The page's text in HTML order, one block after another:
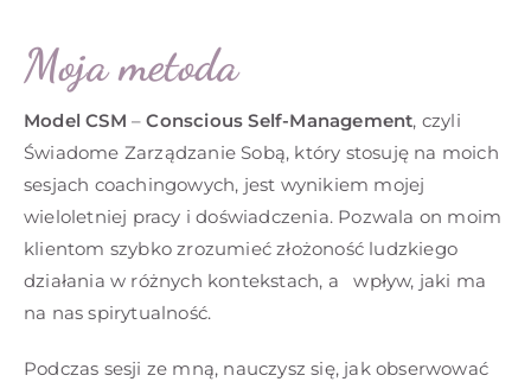
Moja metoda
Model CSM –Conscious Self-Management, czyli
Świadome Zarządzanie Sobą, który stosuję na moich
sesjach coachingowych, jest wynikiem mojej
wieloletniej pracy i doświadczenia. Pozwala on moim
klientom szybko zrozumieć złożoność ludzkiego
działania w różnych kontekstach, a wpływ, jaki ma
na nas spirytualność.
Podczas sesji ze mną, nauczysz się, jak obserwować